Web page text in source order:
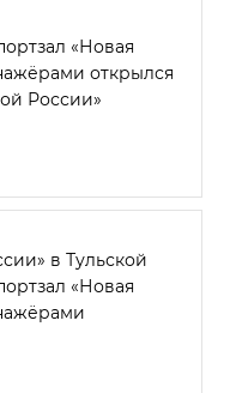
«Новая
открылся
России»
в Тульской
«Новая